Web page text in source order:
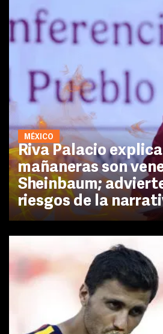
MÉXICO
Riva Palacio
mañaneras son
Sheinbaum;
riesgos de la